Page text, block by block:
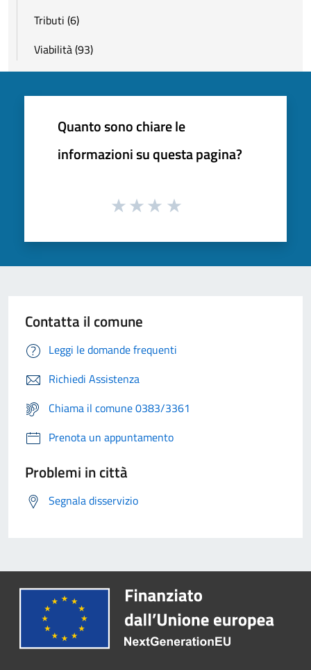
Tributi (6)
Viabilità (93)
Quanto sono chiare le
informazioni su questa pagina?
Contatta il comune
Leggi le domande frequenti
Richiedi Assistenza
Chiama il comune 0383/3361
Prenota un appuntamento
Problemi in città
Segnala disservizio